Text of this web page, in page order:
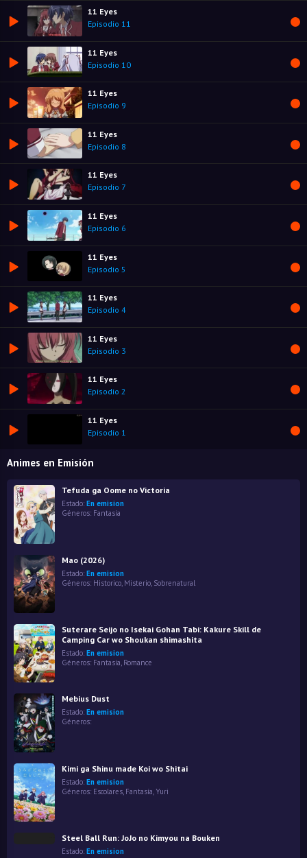
11 Eyes
Episodio 11
11 Eyes
Episodio 10
11 Eyes
Episodio 9
11 Eyes
Episodio 8
11 Eyes
Episodio 7
11 Eyes
Episodio 6
11 Eyes
Episodio 5
11 Eyes
Episodio 4
11 Eyes
Episodio 3
11 Eyes
Episodio 2
11 Eyes
Episodio 1
Animes en Emisión
Tefuda ga Oome no Victoria
Estado: En emision
Géneros: Fantasía
Mao (2026)
Estado: En emision
Géneros: Historico Misterio Sobrenatural
Suterare Seijo no Isekai Gohan Tabi: Kakure Skill de
Camping Car wo Shoukan shimashita
Estado: En emision
Géneros: Fantasía, Romance
Mebius Dust
Estado: En emision
Géneros:
Kimi ga Shinu made Koi wo Shitai
Estado: En emision
Géneros: Escolares Fantasía Yuri
Steel Ball Run: JoJo no Kimyou na Bouken
Estado: En emision